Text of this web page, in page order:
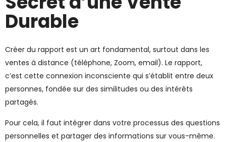
Durable
Créer du rapport est un art fondamental, surtout dans les
ventes à distance (téléphone, Zoom, email). Le rapport,
c’est cette connexion inconsciente qui s’établit entre deux
personnes, fondée sur des similitudes ou des intérêts
partagés.
Pour cela, il faut intégrer dans votre processus des questions
personnelles et partager des informations sur vous-même.